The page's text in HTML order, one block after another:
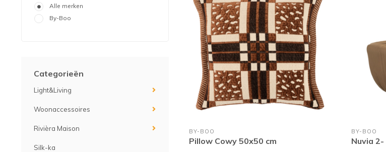
Alle merken
By-Boo
Categorieën
Light&Living
Woonaccessoires
Rivièra Maison
Silk-ka
BY-BOO
Pillow Cowy 50x50 cm
BY-BOO
Nuvia 2-